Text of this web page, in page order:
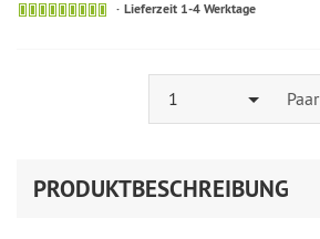
Lieferzeit 1-4 Werktage
1 Paar
PRODUKTBESCHREIBUNG